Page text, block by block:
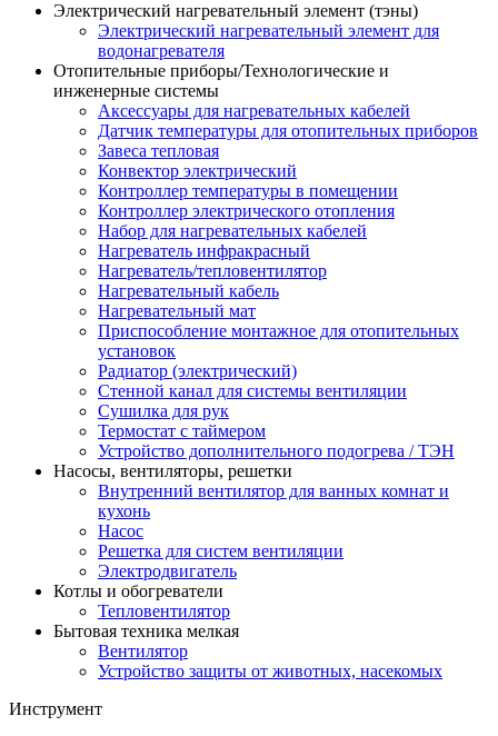
Электрический нагревательный элемент (тэны)
Электрический нагревательный элемент для
водонагревателя
Отопительные приборы/Технологические и
инженерные системы
Аксессуары для нагревательных кабелей
Датчик температуры для отопительных приборов
Завеса тепловая
Конвектор электрический
Контроллер температуры в помещении
Контроллер электрического отопления
Набор для нагревательных кабелей
Нагреватель инфракрасный
Нагреватель/тепловентилятор
Нагревательный кабель
Нагревательный мат
Приспособление монтажное для отопительных
установок
Радиатор (электрический)
Стенной канал для системы вентиляции
Сушилка для рук
Термостат с таймером
Устройство дополнительного подогрева / ТЭН
Насосы, вентиляторы, решетки
Внутренний вентилятор для ванных комнат и
кухонь
Насос
Решетка для систем вентиляции
Электродвигатель
Котлы и обогреватели
Тепловентилятор
Бытовая техника мелкая
Вентилятор
Устройство защиты от животных, насекомых
Инструмент